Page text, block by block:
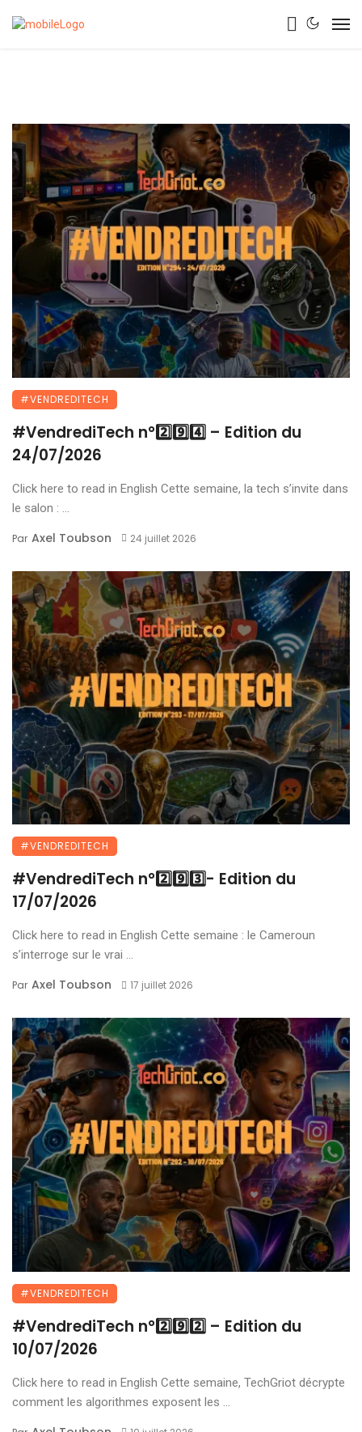
#VENDREDITECH
#VendrediTech n°2️⃣9️⃣4️⃣ – Edition du
24/07/2026
Click here to read in English Cette semaine, la tech s’invite dans
le salon : ...
Par Axel Toubson 24 juillet 2026
#VENDREDITECH
#VendrediTech n°2️⃣9️⃣3️⃣- Edition du
17/07/2026
Click here to read in English Cette semaine : le Cameroun
s’interroge sur le vrai ...
Par Axel Toubson 17 juillet 2026
#VENDREDITECH
#VendrediTech n°2️⃣9️⃣2️⃣ – Edition du
10/07/2026
Click here to read in English Cette semaine, TechGriot décrypte
comment les algorithmes exposent les ...